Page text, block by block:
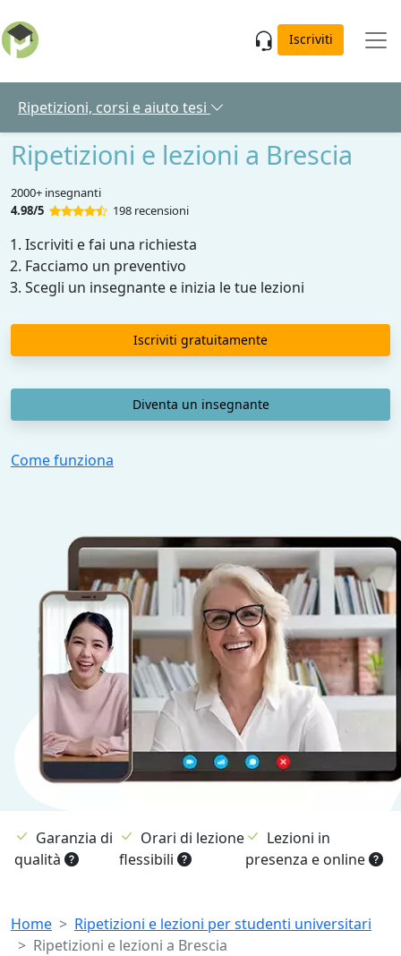
Iscriviti
Ripetizioni, corsi e aiuto tesi
Ripetizioni e lezioni a Brescia
2000+ insegnanti
4.98/5
198 recensioni
Iscriviti e fai una richiesta
Facciamo un preventivo
Scegli un insegnante e inizia le tue lezioni
Iscriviti gratuitamente
Diventa un insegnante
Come funziona
Garanzia di
qualità
Orari di lezione
flessibili
Lezioni in
presenza e online
Breadcrumb
Home
Ripetizioni e lezioni per studenti universitari
Ripetizioni e lezioni a Brescia